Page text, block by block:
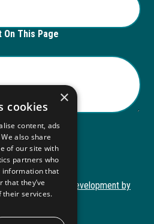
On This Page
ToolKitWebsite Development by
MarketingThis
Policy
×
cookies
content, ads
also share
of our site with
partners who
information that
that they’ve
their services.